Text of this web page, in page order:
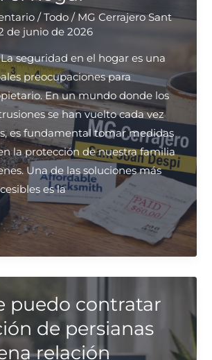
/Todo / MG Cerrajero Sant
de junio de 2026
seguridad en el hogar es una
preocupaciones para
En un mundo donde los
se han vuelto cada vez
es fundamental tomar medidas
la protección de nuestra familia
Una de las soluciones más
es la
puedo contratar
de persianas
relación